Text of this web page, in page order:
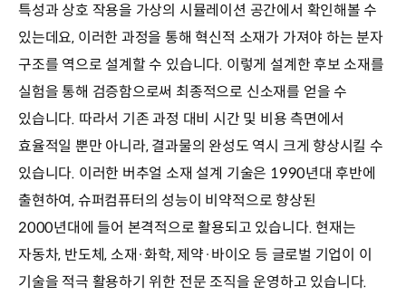
특성과 상호 작용을 가상의 시뮬레이션 공간에서 확인해볼 수
있는데요, 이러한 과정을 통해 혁신적 소재가 가져야 하는 분자
구조를 역으로 설계할 수 있습니다. 이렇게 설계한 후보 소재를
실험을 통해 검증함으로써 최종적으로 신소재를 얻을 수
있습니다. 따라서 기존 과정 대비 시간 및 비용 측면에서
효율적일 뿐만 아니라, 결과물의 완성도 역시 크게 향상시킬 수
있습니다. 이러한 버추얼 소재 설계 기술은 1990년대 후반에
출현하여, 슈퍼컴퓨터의 성능이 비약적으로 향상된
2000년대에 들어 본격적으로 활용되고 있습니다. 현재는
자동차, 반도체, 소재·화학, 제약·바이오 등 글로벌 기업이 이
기술을 적극 활용하기 위한 전문 조직을 운영하고 있습니다.